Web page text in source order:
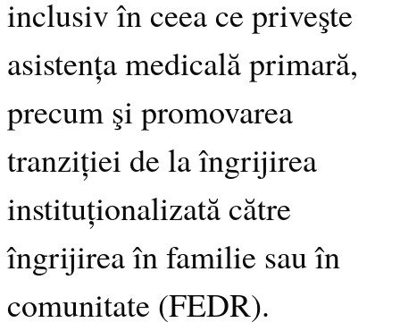
inclusiv în ceea ce priveşte
asistența medicală primară,
precum şi promovarea
tranziției de la îngrijirea
instituționalizată către
îngrijirea în familie sau în
comunitate (FEDR).